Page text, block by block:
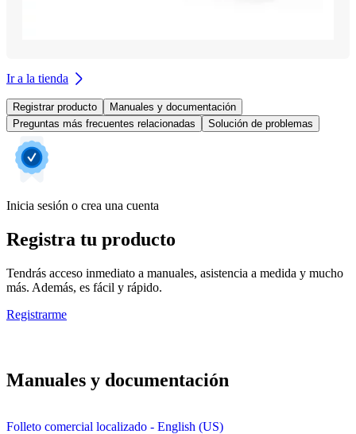
Ir a la tienda
Registrar producto
Manuales y documentación
Preguntas más frecuentes relacionadas
Solución de problemas
Inicia sesión o crea una cuenta
Registra tu producto
Tendrás acceso inmediato a manuales, asistencia a medida y mucho
más. Además, es fácil y rápido.
Registrarme
Manuales y documentación
Folleto comercial localizado - English (US)